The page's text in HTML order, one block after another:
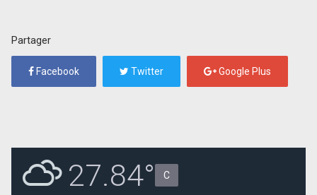
Partager
Facebook Twitter Google Plus
27.84° C